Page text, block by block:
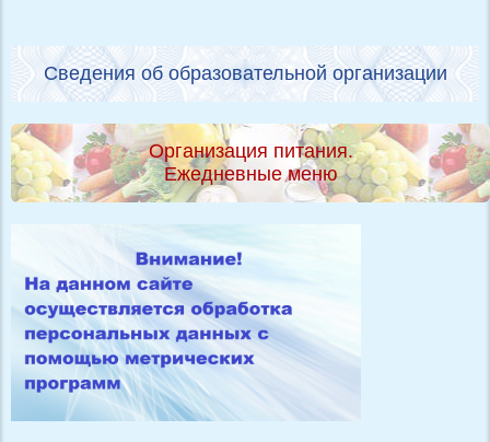
Сведения об образовательной организации
Организация питания.
Ежедневные меню